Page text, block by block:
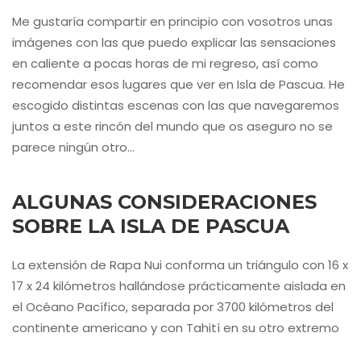
Me gustaría compartir en principio con vosotros unas
imágenes con las que puedo explicar las sensaciones
en caliente a pocas horas de mi regreso, así como
recomendar esos lugares que ver en Isla de Pascua. He
escogido distintas escenas con las que navegaremos
juntos a este rincón del mundo que os aseguro no se
parece ningún otro…
ALGUNAS CONSIDERACIONES
SOBRE LA ISLA DE PASCUA
La extensión de Rapa Nui conforma un triángulo con 16 x
17 x 24 kilómetros hallándose prácticamente aislada en
el Océano Pacífico, separada por 3700 kilómetros del
continente americano y con Tahití en su otro extremo